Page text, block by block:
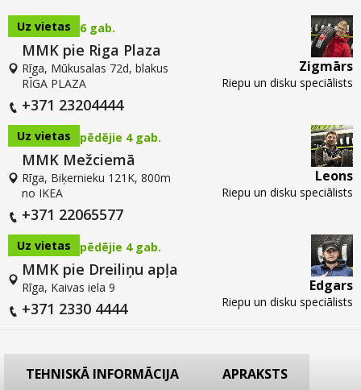
Uz vietas 6 gab.
MMK pie Riga Plaza
Rīga, Mūkusalas 72d, blakus
RĪGA PLAZA
+371 23204444
Zigmārs
Riepu un disku speciālists
Uz vietas pēdējie 4 gab.
MMK Mežciemā
Rīga, Biķernieku 121K, 800m
no IKEA
+371 22065577
Leons
Riepu un disku speciālists
Uz vietas pēdējie 4 gab.
MMK pie Dreiliņu apļa
Rīga, Kaivas iela 9
+371 2330 4444
Edgars
Riepu un disku speciālists
TEHNISKĀ INFORMĀCIJA APRAKSTS